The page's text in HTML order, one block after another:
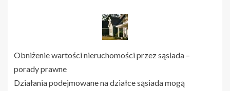
Obniżenie wartości nieruchomości przez sąsiada –
porady prawne
Działania podejmowane na działce sąsiada mogą